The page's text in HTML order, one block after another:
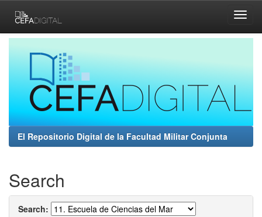
navigation
El Repositorio Digital de la Facultad Militar Conjunta
Search
Search: